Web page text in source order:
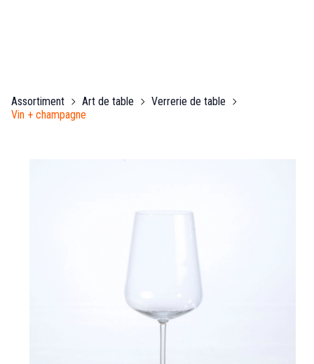
Assortiment Art de table
Verrerie de table
Vin + champagne